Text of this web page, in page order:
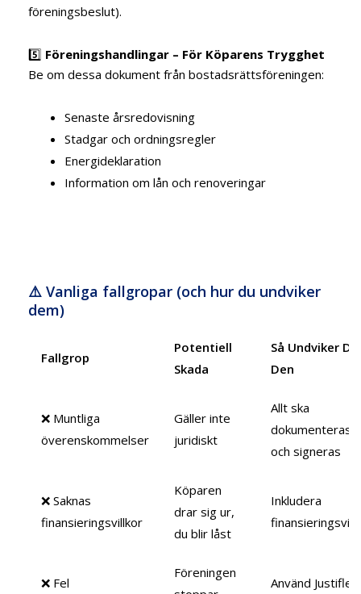
föreningsbeslut).
5️⃣ Föreningshandlingar – För Köparens Trygghet
Be om dessa dokument från bostadsrättsföreningen:
Senaste årsredovisning
Stadgar och ordningsregler
Energideklaration
Information om lån och renoveringar
⚠️ Vanliga fallgropar (och hur du undviker
dem)
Fallgrop
Potentiell
Skada
Så Undviker Du
Den
❌ Muntliga
överenskommelser
Gäller inte
juridiskt
Allt ska
dokumenteras
och signeras
❌ Saknas
finansieringsvillkor
Köparen
drar sig ur,
du blir låst
Inkludera
❌ Fel
Föreningen
Använd Justiflex